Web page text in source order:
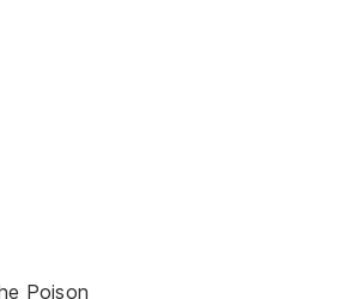
Poison